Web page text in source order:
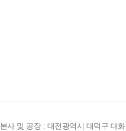
본사 및 공장 : 대전광역시 대덕구 대